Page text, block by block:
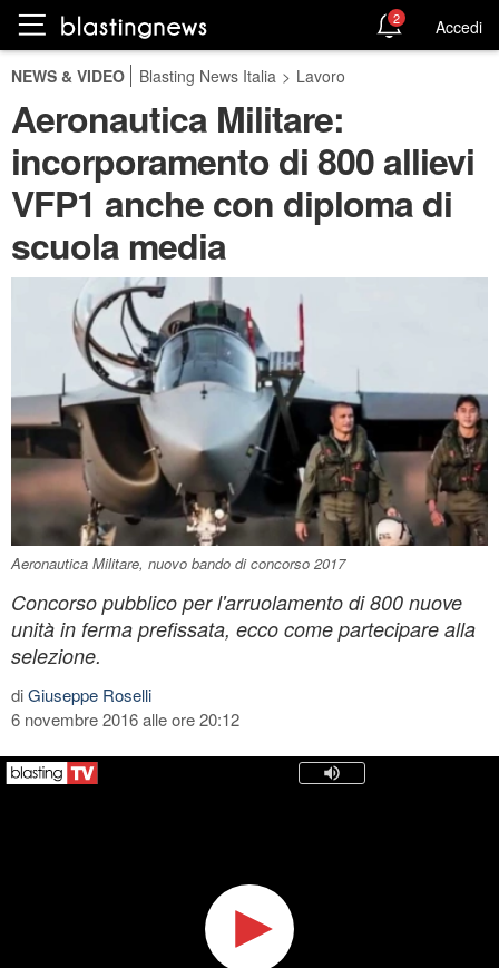
2 Accedi
NEWS & VIDEO Blasting News Italia > Lavoro
Aeronautica Militare:
incorporamento di 800 allievi
VFP1 anche con diploma di
scuola media
Aeronautica Militare, nuovo bando di concorso 2017
Concorso pubblico per l'arruolamento di 800 nuove
unità in ferma prefissata, ecco come partecipare alla
selezione.
diGiuseppe Roselli
6 novembre 2016 alle ore 20:12